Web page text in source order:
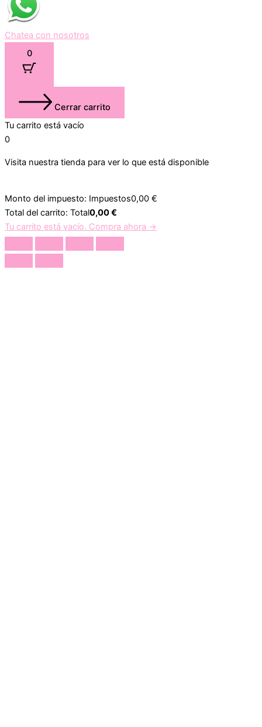
Chatea con nosotros
0
Cerrar carrito
Tu carrito está vacío
0
Visita nuestra tienda para ver lo que está disponible
Monto del impuesto: Impuestos0,00 €
Total del carrito: Total0,00€
Tu carrito está vacío. Compra ahora →